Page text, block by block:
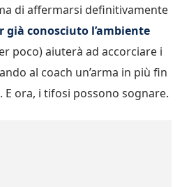
di affermarsi definitivamente
già conosciuto l’ambiente
poco) aiuterà ad accorciare i
al coach un’arma in più fin
ora, i tifosi possono sognare.